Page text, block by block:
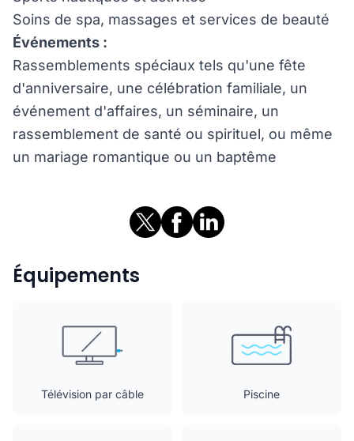
Soins de spa, massages et services de beauté
Événements :
Rassemblements spéciaux tels qu'une fête
d'anniversaire, une célébration familiale, un
événement d'affaires, un séminaire, un
rassemblement de santé ou spirituel, ou même
un mariage romantique ou un baptême
Équipements
Télévision par câble Piscine